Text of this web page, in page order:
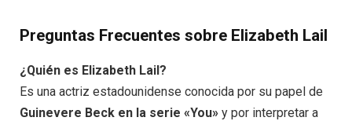
Preguntas Frecuentes sobre Elizabeth Lail
¿Quién es Elizabeth Lail?
Es una actriz estadounidense conocida por su papel de
Guinevere Beck en la serie «You» y por interpretar a